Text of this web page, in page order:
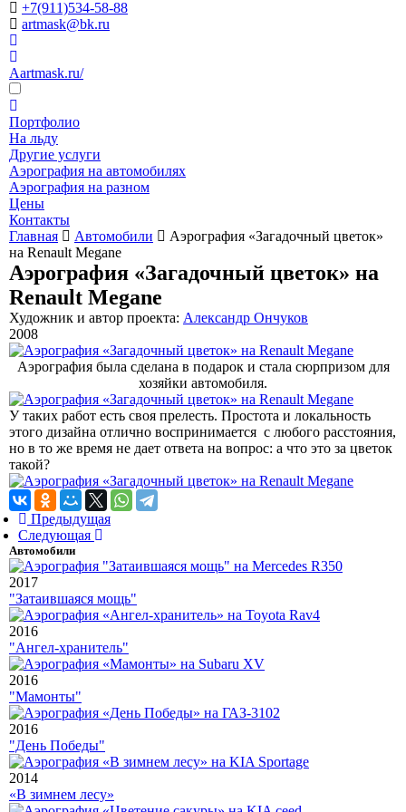
+7(911)534-58-88
artmask@bk.ru
Aartmask.ru/
Портфолио
На льду
Другие услуги
Аэрография на автомобилях
Аэрография на разном
Цены
Контакты
Главная
Автомобили
Аэрография «Загадочный цветок»
на Renault Megane
Аэрография «Загадочный цветок» на
Renault Megane
Художник и автор проекта: Александр Ончуков
2008
Аэрография была сделана в подарок и стала сюрпризом для
хозяйки автомобиля.
У таких работ есть своя прелесть. Простота и локальность
этого дизайна отлично воспринимается с любого расстояния,
но в то же время не дает ответа на вопрос: а что это за цветок
такой?
Предыдущая
Следующая
Автомобили
2017
"Затаившаяся мощь"
2016
"Ангел-хранитель"
2016
"Мамонты"
2016
"День Победы"
2014
«В зимнем лесу»